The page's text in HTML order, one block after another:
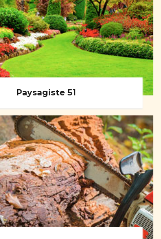
Paysagiste 51